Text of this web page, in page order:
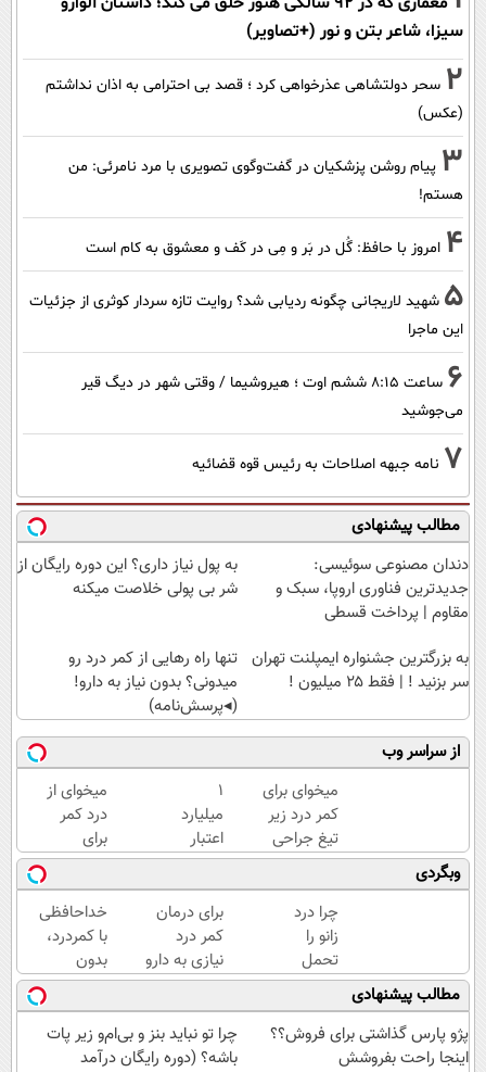
سیزا، شاعر بتن و نور (+تصاویر)
2 سحر دولتشاهی عذرخواهی کرد ؛ قصد بی احترامی به اذان نداشتم
(عکس)
3 پیام روشن پزشکیان در گفت‌و‌گوی تصویری با مرد نامرئی: من
هستم!
4 امروز با حافظ: گُل در بَر و مِی در کَف و معشوق به کام است
5 شهید لاریجانی چگونه ردیابی شد؟ روایت تازه سردار کوثری از جزئیات
این ماجرا
6
ساعت ۸:۱۵ ششم اوت ؛ هیروشیما / وقتی شهر در دیگ قیر
می‌جوشید
7 نامه جبهه اصلاحات به رئیس قوه قضائیه
مطالب پیشنهادی
دندان مصنوعی سوئیسی:
جدیدترین فناوری اروپا، سبک و
مقاوم | پرداخت قسطی
به پول نیاز داری؟ این دوره رایگان از
شر بی پولی خلاصت میکنه
به بزرگترین جشنواره ایمپلنت تهران
سر بزنید ! | فقط ۲۵ میلیون !
تنها راه رهایی از کمر درد رو
میدونی؟ بدون نیاز به دارو!
(◂پرسش‌نامه)
از سراسر وب
میخوای برای
کمر درد زیر
تیغ جراحی
بری؟!
◗پرسش‌نامه
رو پر کن◖
۱
میلیارد
اعتبار
خرید
طلا |
بدون
ضامن
و چک
میخوای از
درد کمر
برای
همیشه
راحت شی؟
👈
پرسش‌نامه
رو پر کن
وبگردی
چرا درد
زانو را
تحمل
می‌کنی؟
خیلی
ساده
برای درمان
کمر درد
نیازی به دارو
نیست!
(◂پرسش‌نامه
رو پر کن)
خداحافظی
با کمردرد،
بدون
قرص و
آمپول
مطالب پیشنهادی
پژو پارس گذاشتی برای فروش؟؟
اینجا راحت بفروشش
چرا تو نباید بنز و بی‌ام‌و زیر پات
باشه؟ (دوره رایگان درآمد